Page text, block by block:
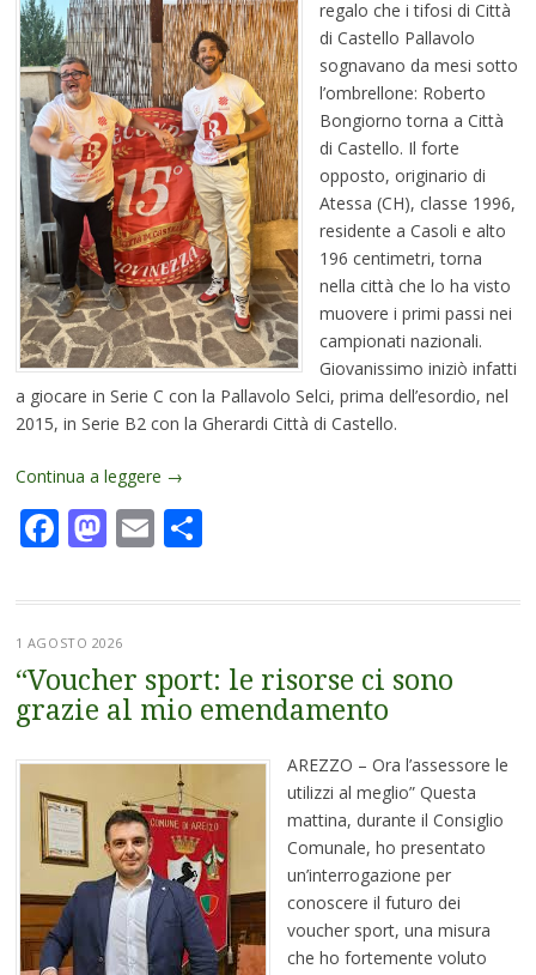
regalo che i tifosi di Città
di Castello Pallavolo
sognavano da mesi sotto
l’ombrellone: Roberto
Bongiorno torna a Città
di Castello. Il forte
opposto, originario di
Atessa (CH), classe 1996,
residente a Casoli e alto
196 centimetri, torna
nella città che lo ha visto
muovere i primi passi nei
campionati nazionali.
Giovanissimo iniziò infatti
a giocare in Serie C con la Pallavolo Selci, prima dell’esordio, nel
2015, in Serie B2 con la Gherardi Città di Castello.
Continua a leggere →
Facebook
Mastodon
EmailCondividi
1 AGOSTO 2026
“Voucher sport: le risorse ci sono
grazie al mio emendamento
AREZZO – Ora l’assessore le
utilizzi al meglio” Questa
mattina, durante il Consiglio
Comunale, ho presentato
un’interrogazione per
conoscere il futuro dei
voucher sport, una misura
che ho fortemente voluto